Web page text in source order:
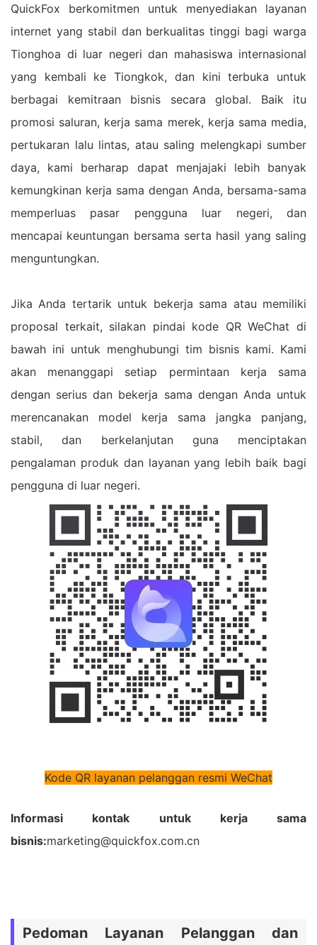
QuickFox berkomitmen untuk menyediakan layanan
internet yang stabil dan berkualitas tinggi bagi warga
Tionghoa di luar negeri dan mahasiswa internasional
yang kembali ke Tiongkok, dan kini terbuka untuk
berbagai kemitraan bisnis secara global. Baik itu
promosi saluran, kerja sama merek, kerja sama media,
pertukaran lalu lintas, atau saling melengkapi sumber
daya, kami berharap dapat menjajaki lebih banyak
kemungkinan kerja sama dengan Anda, bersama-sama
memperluas pasar pengguna luar negeri, dan
mencapai keuntungan bersama serta hasil yang saling
menguntungkan.
Jika Anda tertarik untuk bekerja sama atau memiliki
proposal terkait, silakan pindai kode QR WeChat di
bawah ini untuk menghubungi tim bisnis kami. Kami
akan menanggapi setiap permintaan kerja sama
dengan serius dan bekerja sama dengan Anda untuk
merencanakan model kerja sama jangka panjang,
stabil, dan berkelanjutan guna menciptakan
pengalaman produk dan layanan yang lebih baik bagi
pengguna di luar negeri.
Kode QR layanan pelanggan resmi WeChat
Informasi kontak untuk kerja sama
bisnis:marketing@quickfox.com.cn
Pedoman Layanan Pelanggan dan